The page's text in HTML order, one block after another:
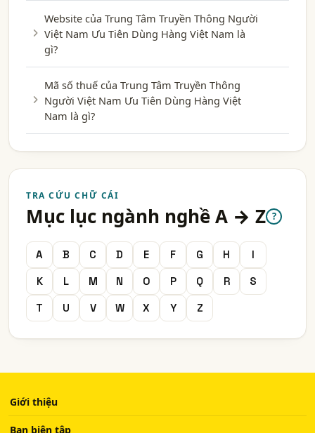
Website của Trung Tâm Truyền Thông Người
Việt Nam Ưu Tiên Dùng Hàng Việt Nam là
gì?
Mã số thuế của Trung Tâm Truyền Thông
Người Việt Nam Ưu Tiên Dùng Hàng Việt
Nam là gì?
TRA CỨU CHỮ CÁI
Mục lục ngành nghề A → Z ?
A B C D E F G H
I
K
L M N O P Q R
S
T
U V W X Y Z
Giới thiệu
Ban biên tập